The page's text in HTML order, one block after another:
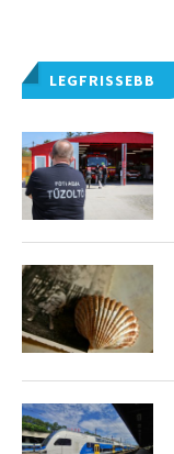
LEGFRISSEBB